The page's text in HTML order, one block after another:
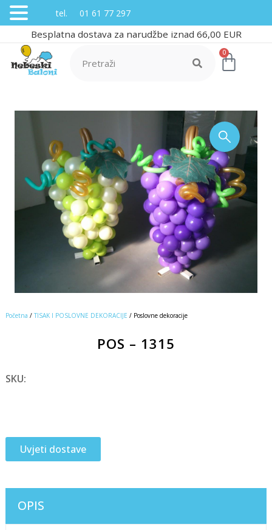
Besplatna dostava za narudžbe iznad 66,00 EUR
0
Početna / TISAK I POSLOVNE DEKORACIJE / Poslovne dekoracije
POS – 1315
SKU:
Uvjeti dostave
OPIS
tel. 01 61 77 297